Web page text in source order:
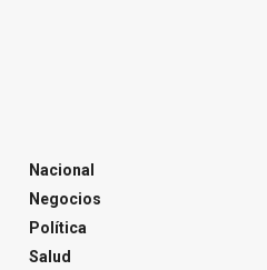
Nacional
Negocios
Política
Salud